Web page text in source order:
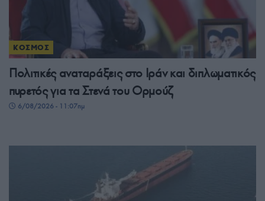
ΚΟΣΜΟΣ
Πολιτικές αναταράξεις στο Ιράν και διπλωματικός
πυρετός για τα Στενά του Ορμούζ
6/08/2026 - 11:07πμ